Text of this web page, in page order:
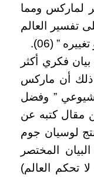
لماركس ومما
تفسير العالم
” (06).
فكري أكثر
ذلك أن ماركس
” وفضل
مقال كتبه عن
لوسيان جوم
المختصر
تحكم العالم)